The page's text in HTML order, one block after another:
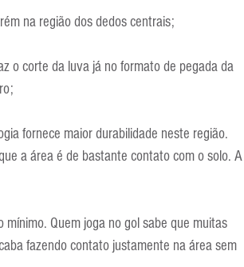
na região dos dedos centrais;
o corte da luva já no formato de pegada da
fornece maior durabilidade neste região.
a área é de bastante contato com o solo. A
Quem joga no gol sabe que muitas
fazendo contato justamente na área sem